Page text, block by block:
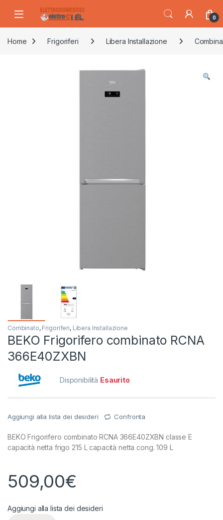
0
Home Frigoriferi Libera Installazione
Combinato, Frigoriferi, Libera Installazione
BEKO Frigorifero combinato RCNA
366E40ZXBN
Disponibilità Esaurito
Aggiungi alla lista dei desideri Confronta
BEKO Frigorifero combinato RCNA 366E40ZXBN classe E
capacità netta frigo 215 L capacità netta cong. 109 L
509,00€
Aggiungi alla lista dei desideri